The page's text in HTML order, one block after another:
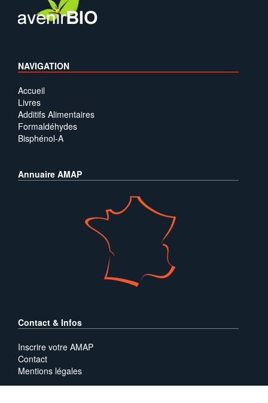
NAVIGATION
Accueil
Livres
Additifs Alimentaires
Formaldéhydes
Bisphénol-A
Annuaire AMAP
Contact & Infos
Inscrire votre AMAP
Contact
Mentions légales